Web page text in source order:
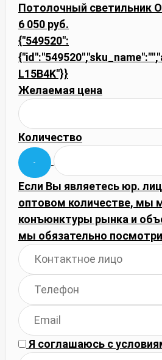
Потолочный светильник
6 050 руб.
{"549520":
L15B4K"}}
Желаемая цена
Количество
Если Вы являетесь юр.
оптовом количестве, мы
конъюнктуры рынка и
мы обязательно
Я соглашаюсь с